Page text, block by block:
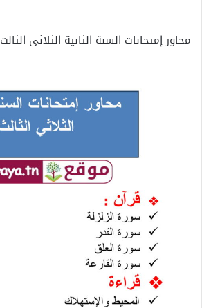
محاور إمتحانات السنة الثانية الثلاثي الثالث